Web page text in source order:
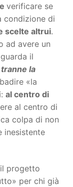
verificare se
condizione di
scelte altrui.
ad avere un
il
la
«la
al centro di
al centro di
colpa di non
inesistente
progetto
per chi già